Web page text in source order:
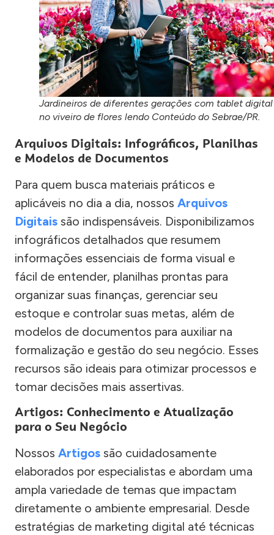
Jardineiros de diferentes gerações com tablet digital
no viveiro de flores lendo Conteúdo do Sebrae/PR.
Arquivos Digitais: Infográficos, Planilhas
e Modelos de Documentos
Para quem busca materiais práticos e
aplicáveis no dia a dia, nossos Arquivos
Digitais são indispensáveis. Disponibilizamos
infográficos detalhados que resumem
informações essenciais de forma visual e
fácil de entender, planilhas prontas para
organizar suas finanças, gerenciar seu
estoque e controlar suas metas, além de
modelos de documentos para auxiliar na
formalização e gestão do seu negócio. Esses
recursos são ideais para otimizar processos e
tomar decisões mais assertivas.
Artigos: Conhecimento e Atualização
para o Seu Negócio
Nossos Artigos são cuidadosamente
elaborados por especialistas e abordam uma
ampla variedade de temas que impactam
diretamente o ambiente empresarial. Desde
estratégias de marketing digital até técnicas